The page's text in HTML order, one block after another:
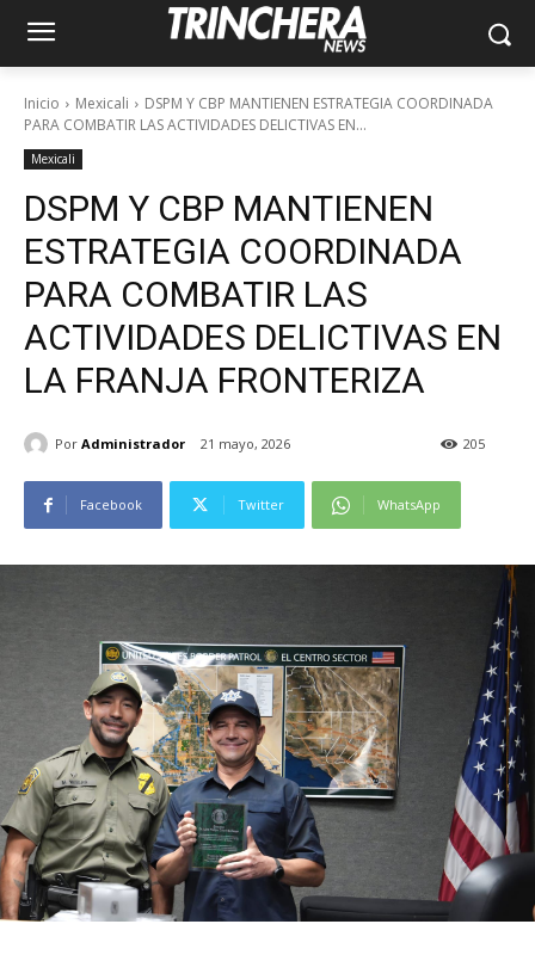
Inicio Mexicali
DSPM Y CBP MANTIENEN ESTRATEGIA COORDINADA
PARA COMBATIR LAS ACTIVIDADES DELICTIVAS EN...
Mexicali
DSPM Y CBP MANTIENEN
ESTRATEGIA COORDINADA
PARA COMBATIR LAS
ACTIVIDADES DELICTIVAS EN
LA FRANJA FRONTERIZA
Por Administrador 21 mayo, 2026 205
Facebook Twitter WhatsApp